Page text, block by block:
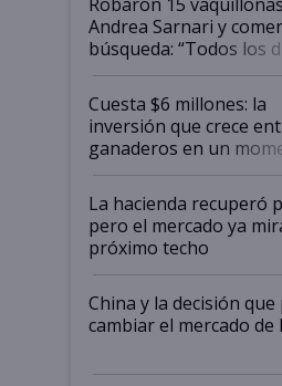
Andrea Sarnari y
búsqueda: “Todos los
toca a algún
Cuesta $6 millones: la
inversión que crece
ganaderos en un
histórico para la
La hacienda recuperó
pero el mercado ya
próximo techo
China y la decisión que
cambiar el mercado de